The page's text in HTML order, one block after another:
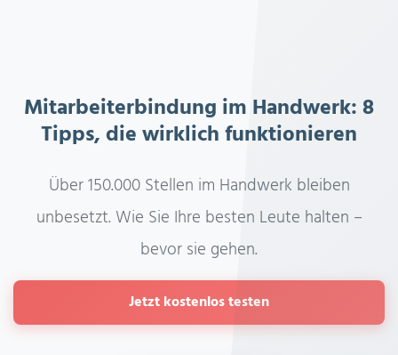
Mitarbeiterbindung im Handwerk: 8
Tipps, die wirklich funktionieren
Über 150.000 Stellen im Handwerk bleiben
unbesetzt. Wie Sie Ihre besten Leute halten –
bevor sie gehen.
Jetzt kostenlos testen